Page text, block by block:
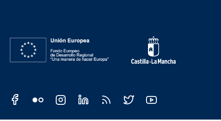
Redes sociales JCCM